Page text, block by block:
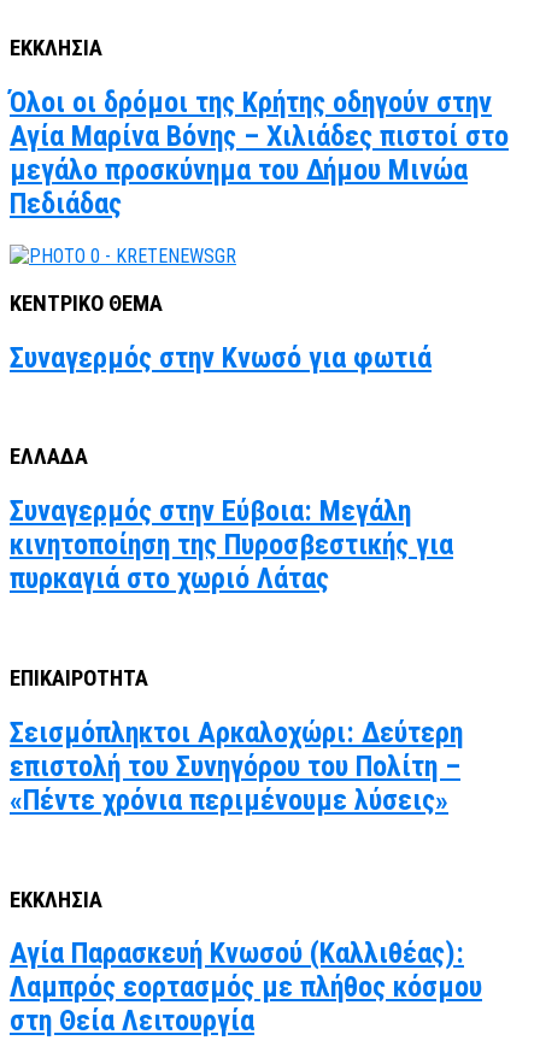
ΕΚΚΛΗΣΙΑ
Όλοι οι δρόμοι της Κρήτης οδηγούν στην
Αγία Μαρίνα Βόνης – Χιλιάδες πιστοί στο
μεγάλο προσκύνημα του Δήμου Μινώα
Πεδιάδας
ΚΕΝΤΡΙΚΟ ΘΕΜΑ
Συναγερμός στην Κνωσό για φωτιά
ΕΛΛΑΔΑ
Συναγερμός στην Εύβοια: Μεγάλη
κινητοποίηση της Πυροσβεστικής για
πυρκαγιά στο χωριό Λάτας
ΕΠΙΚΑΙΡΟΤΗΤΑ
Σεισμόπληκτοι Αρκαλοχώρι: Δεύτερη
επιστολή του Συνηγόρου του Πολίτη –
«Πέντε χρόνια περιμένουμε λύσεις»
ΕΚΚΛΗΣΙΑ
Αγία Παρασκευή Κνωσού (Καλλιθέας):
Λαμπρός εορτασμός με πλήθος κόσμου
στη Θεία Λειτουργία